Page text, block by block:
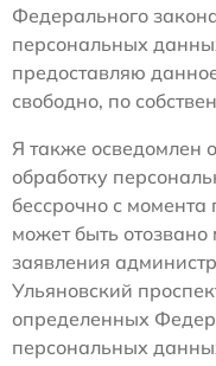
Федерального
персональных
предоставляю
свободно, по
Я также осведомлен
обработку
бессрочно с
может быть
заявления
Ульяновский
определенных
персональных